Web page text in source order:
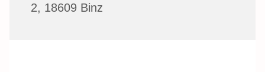
2, 18609 Binz